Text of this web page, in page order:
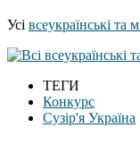
Усі всеукраїнські та
ТЕГИ
Конкурс
Сузір'я Україна